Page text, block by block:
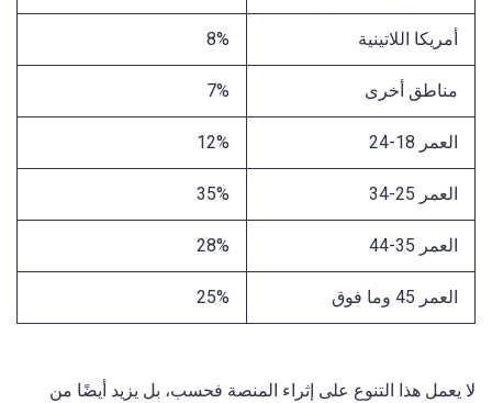
أمريكا اللاتينية 8%
مناطق أخرى 7%
العمر 18-24 12%
العمر 25-34 35%
العمر 35-44 28%
العمر 45 وما فوق 25%
لا يعمل هذا التنوع على إثراء المنصة فحسب، بل يزيد أيضًا من